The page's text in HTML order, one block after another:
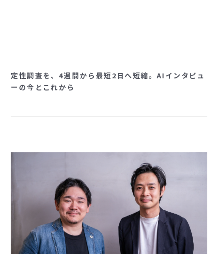
定性調査を、4週間から最短2日へ短縮。AIインタビュ
ーの今とこれから